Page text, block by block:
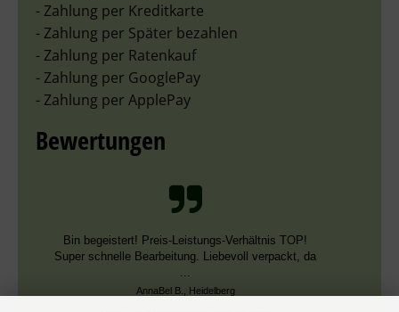
- Zahlung per Kreditkarte
- Zahlung per Später bezahlen
- Zahlung per Ratenkauf
- Zahlung per GooglePay
- Zahlung per ApplePay
Bewertungen
Schnelle Bearbeitung, nur leider falsche Farben,
die aber dieselben DMC Nummern trugen.
Datum der Kauferfahrung: 13.07.2026